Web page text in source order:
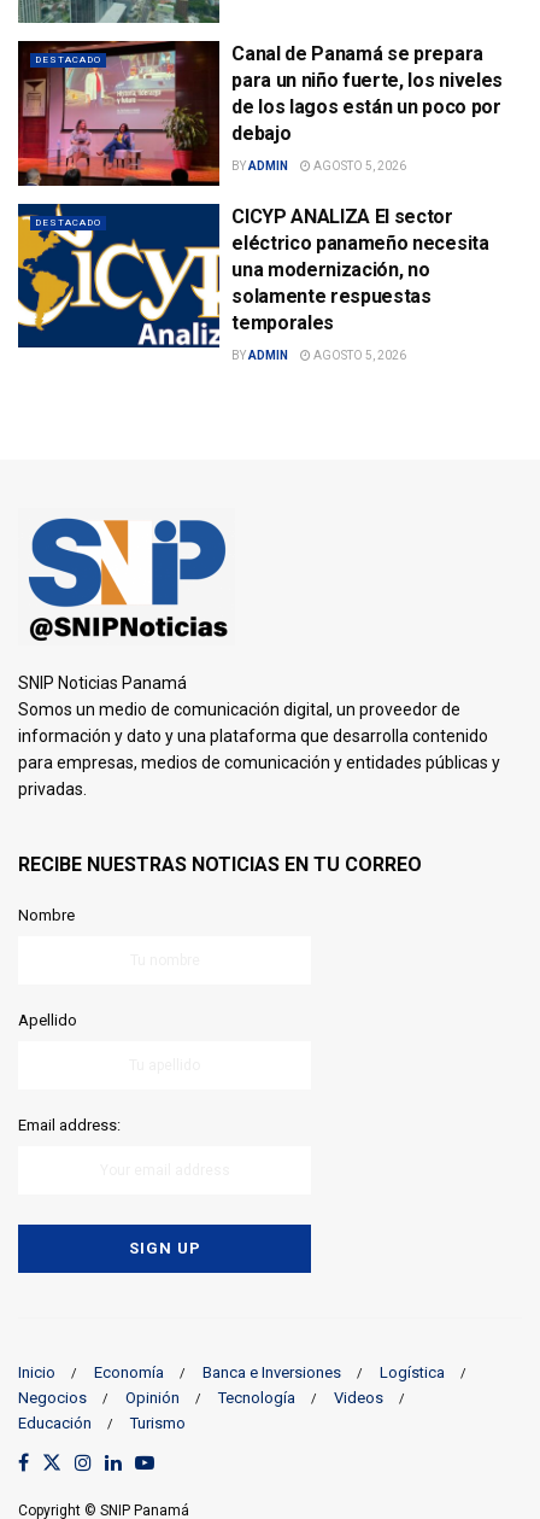
DESTACADO
Canal de Panamá se prepara
para un niño fuerte, los niveles
de los lagos están un poco por
debajo
BYADMIN AGOSTO 5, 2026
DESTACADO
CICYP ANALIZA El sector
eléctrico panameño necesita
una modernización, no
solamente respuestas
temporales
BYADMIN AGOSTO 5, 2026
SNIP Noticias Panamá
Somos un medio de comunicación digital, un proveedor de
información y dato y una plataforma que desarrolla contenido
para empresas, medios de comunicación y entidades públicas y
privadas.
RECIBE NUESTRAS NOTICIAS EN TU CORREO
Nombre
Apellido
Email address:
Inicio Economía Banca e Inversiones
Logística
Negocios
Opinión Tecnología
Videos
Educación
Turismo
Copyright © SNIP Panamá